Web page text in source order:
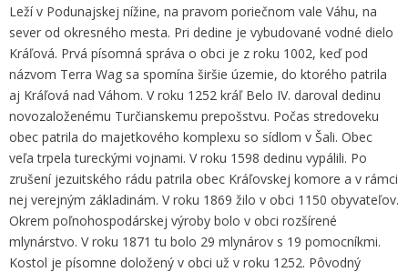
Leží v Podunajskej nížine, na pravom poriečnom vale Váhu, na
sever od okresného mesta. Pri dedine je vybudované vodné dielo
Kráľová. Prvá písomná správa o obci je z roku 1002, keď pod
názvom Terra Wag sa spomína širšie územie, do ktorého patrila
aj Kráľová nad Váhom. V roku 1252 kráľ Belo IV. daroval dedinu
novozaloženému Turčianskemu prepošstvu. Počas stredoveku
obec patrila do majetkového komplexu so sídlom v Šali. Obec
veľa trpela tureckými vojnami. V roku 1598 dedinu vypálili. Po
zrušení jezuitského rádu patrila obec Kráľovskej komore a v rámci
nej verejným základinám. V roku 1869 žilo v obci 1150 obyvateľov.
Okrem poľnohospodárskej výroby bolo v obci rozšírené
mlynárstvo. V roku 1871 tu bolo 29 mlynárov s 19 pomocníkmi.
Kostol je písomne doložený v obci už v roku 1252. Pôvodný